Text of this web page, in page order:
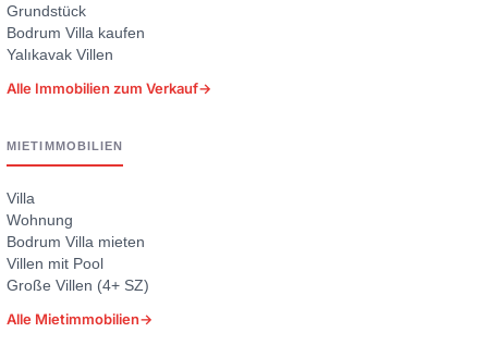
Grundstück
Bodrum Villa kaufen
Yalıkavak Villen
Alle Immobilien zum Verkauf→
MIETIMMOBILIEN
Villa
Wohnung
Bodrum Villa mieten
Villen mit Pool
Große Villen (4+ SZ)
Alle Mietimmobilien→